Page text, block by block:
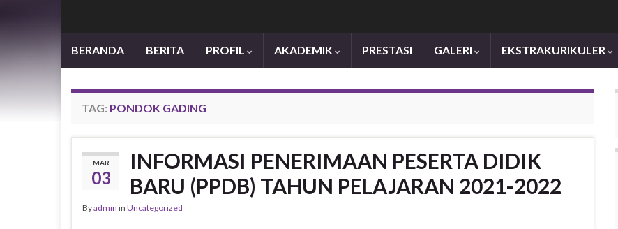
BERANDA BERITA PROFIL AKADEMIK PRESTASI GALERI EKSTRAKURIKULER
TAG: PONDOK GADING
MAR
03
INFORMASI PENERIMAAN PESERTA DIDIK
BARU (PPDB) TAHUN PELAJARAN 2021-2022
Byadmin in Uncategorized